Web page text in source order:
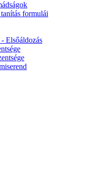
formulái
Elsőáldozás